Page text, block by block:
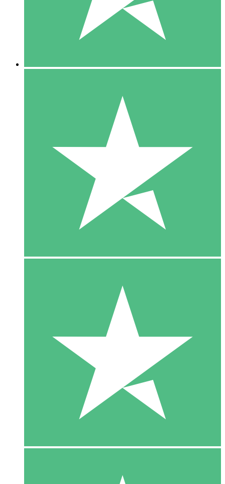
10 00
10 Descargas
20 00